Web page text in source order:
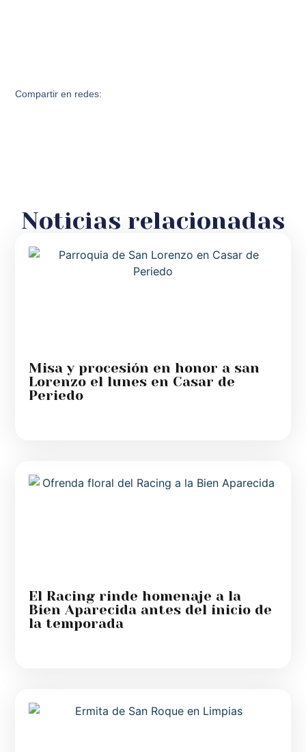
Compartir en redes:
Noticias relacionadas
Misa y procesión en honor a san
Lorenzo el lunes en Casar de
Periedo
El Racing rinde homenaje a la
Bien Aparecida antes del inicio de
la temporada